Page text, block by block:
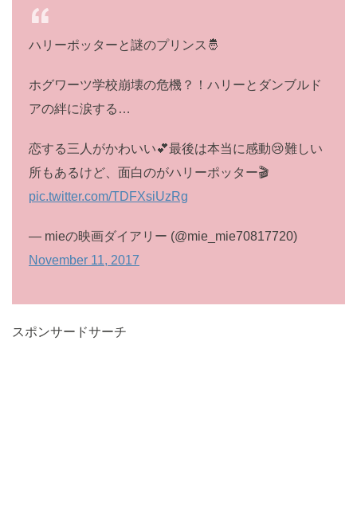
ハリーポッターと謎のプリンス🤴
ホグワーツ学校崩壊の危機？！ハリーとダンブルド
アの絆に涙する…
恋する三人がかわいい💕最後は本当に感動😢難しい
所もあるけど、面白のがハリーポッター🎬
pic.twitter.com/TDFXsiUzRg
— mieの映画ダイアリー (@mie_mie70817720)
November 11, 2017
スポンサードサーチ